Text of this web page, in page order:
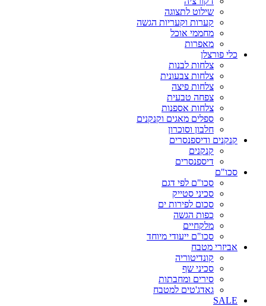
שילוט לתצוגה
קערות וקעריות הגשה
מחממי אוכל
מאפרות
כלי פורצלן
צלחות לבנות
צלחות צבעונית
צלחות פיצה
צפחה טבעית
צלחות אספנות
ספלים מאגים וקנקנים
חלבון וסוכרון
קנקנים ודיספנסרים
קנקנים
דיספנסרים
סכו"ם
סכו"ם לפי דגם
סכיני סטייק
סכום לפירות ים
כפות הגשה
מלקחיים
סכו"ם ייעודי מיוחד
אביזרי מטבח
קונדיטוריה
סכיני שף
סירים ומחבתות
גאדג'טים למטבח
SALE